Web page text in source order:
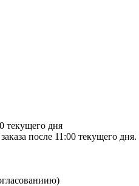
текущего дня
после 11:00 текущего